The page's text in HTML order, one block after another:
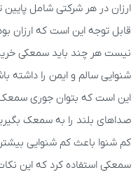
ارزان در هر شرکتی شامل
قابل توجه این است که ارزان
نیست هر چند باید سمعکی
شنوایی سالم و ایمن را
این است که بتوان جوری سمعک
صداهای بلند را به سمعک
کم شنوا باعث کم شنوایی
سمعکی استفاده کرد که این